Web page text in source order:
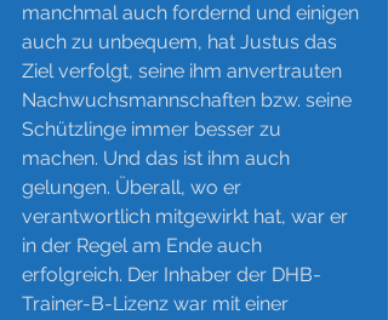
manchmal auch fordernd und einigen
auch zu unbequem, hat Justus das
Ziel verfolgt, seine ihm anvertrauten
Nachwuchsmannschaften bzw. seine
Schützlinge immer besser zu
machen. Und das ist ihm auch
gelungen. Überall, wo er
verantwortlich mitgewirkt hat, war er
in der Regel am Ende auch
erfolgreich. Der Inhaber der DHB-
Trainer-B-Lizenz war mit einer